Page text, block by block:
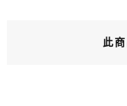
此